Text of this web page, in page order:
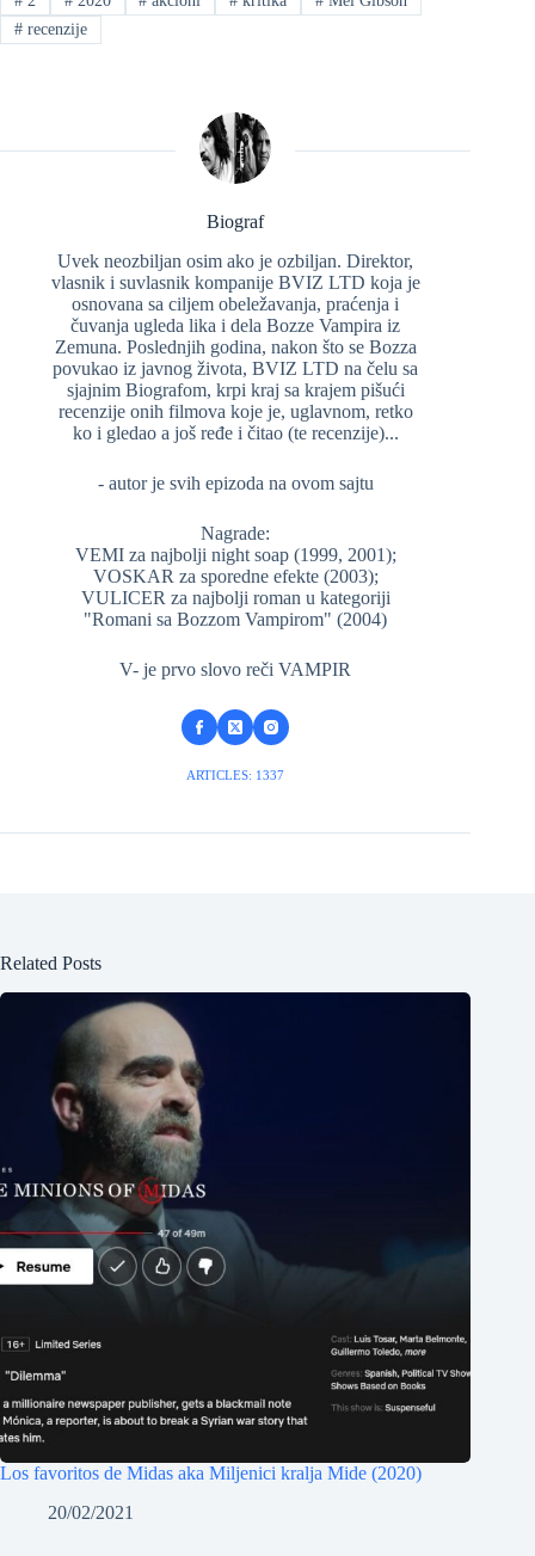
#recenzije
Biograf
Uvek neozbiljan osim ako je ozbiljan. Direktor,
vlasnik i suvlasnik kompanije BVIZ LTD koja je
osnovana sa ciljem obeležavanja, praćenja i
čuvanja ugleda lika i dela Bozze Vampira iz
Zemuna. Poslednjih godina, nakon što se Bozza
povukao iz javnog života, BVIZ LTD na čelu sa
sjajnim Biografom, krpi kraj sa krajem pišući
recenzije onih filmova koje je, uglavnom, retko
ko i gledao a još ređe i čitao (te recenzije)...
- autor je svih epizoda na ovom sajtu
Nagrade:
VEMI za najbolji night soap (1999, 2001);
VOSKAR za sporedne efekte (2003);
VULICER za najbolji roman u kategoriji
"Romani sa Bozzom Vampirom" (2004)
V- je prvo slovo reči VAMPIR
ARTICLES: 1337
Related Posts
Los favoritos de Midas aka Miljenici kralja Mide (2020)
20/02/2021